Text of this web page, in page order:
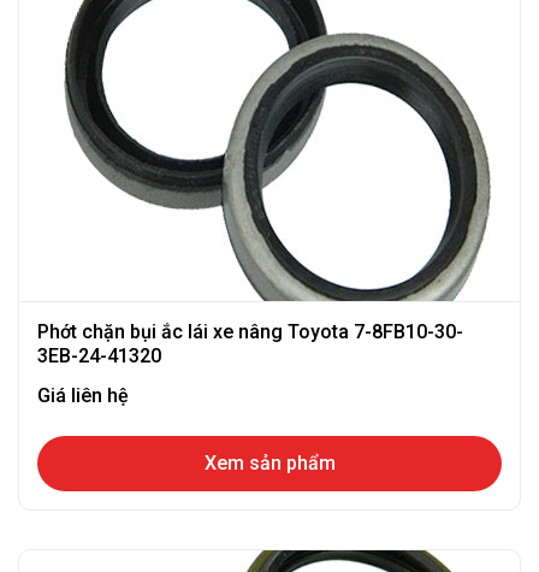
Phớt chặn bụi ắc lái xe nâng Toyota 7-8FB10-30-
3EB-24-41320
Giá liên hệ
Xem sản phẩm